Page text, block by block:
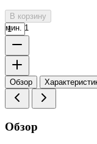
В корзину
мин. 1
Обзор
Обзор